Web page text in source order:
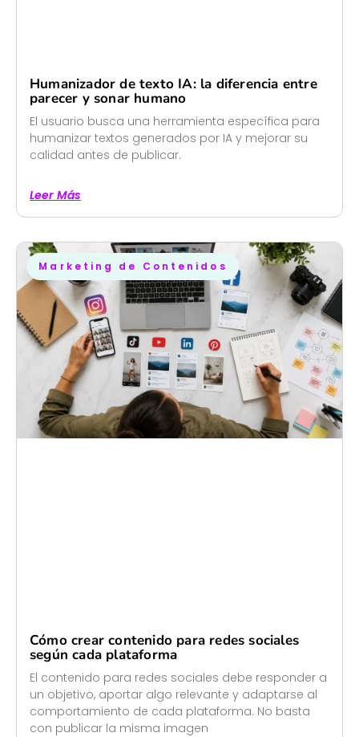
Humanizador de texto IA: la diferencia entre
parecer y sonar humano
El usuario busca una herramienta específica para
humanizar textos generados por IA y mejorar su
calidad antes de publicar.
Leer Más
Marketing de Contenidos
Cómo crear contenido para redes sociales
según cada plataforma
El contenido para redes sociales debe responder a
un objetivo, aportar algo relevante y adaptarse al
comportamiento de cada plataforma. No basta
con publicar la misma imagen